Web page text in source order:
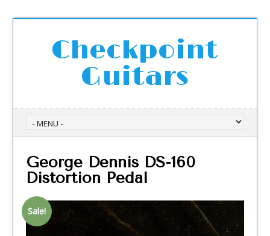
Checkpoint
Guitars
George Dennis DS-160
Distortion Pedal
Sale!